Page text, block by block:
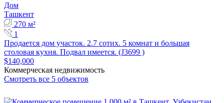
Дом
Ташкент
270 м²
1
Продается дом участок. 2.7 сотих. 5 комнат и большая
столовая кухня. Подвал имеется. (J3699 )
$140,000
Коммерческая недвижимость
Смотреть все 5 объектов